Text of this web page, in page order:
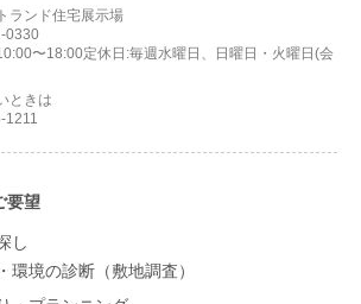
ランド住宅展示場
0330
〜18:00定休日:毎週水曜日、日曜日・火曜日(会
ときは
1211
要望
し
環境の診断（敷地調査）